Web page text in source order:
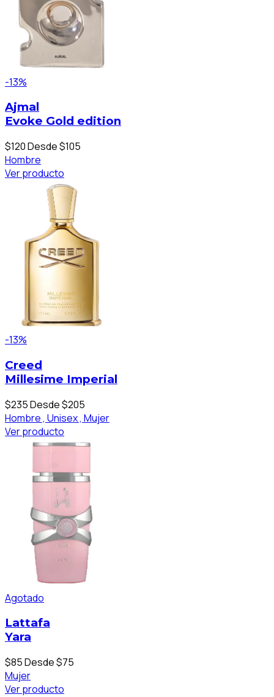
-13%
Ajmal
Evoke Gold edition
$120Desde $105
Hombre
Ver producto
-13%
Creed
Millesime Imperial
$235Desde $205
Hombre , Unisex , Mujer
Ver producto
Agotado
Lattafa
Yara
$85Desde $75
Mujer
Ver producto